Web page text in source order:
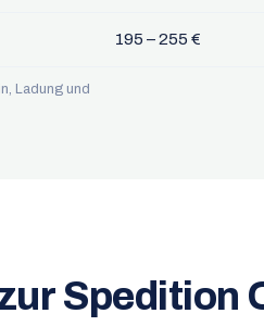
195 – 255 €
Ladung und
Spedition